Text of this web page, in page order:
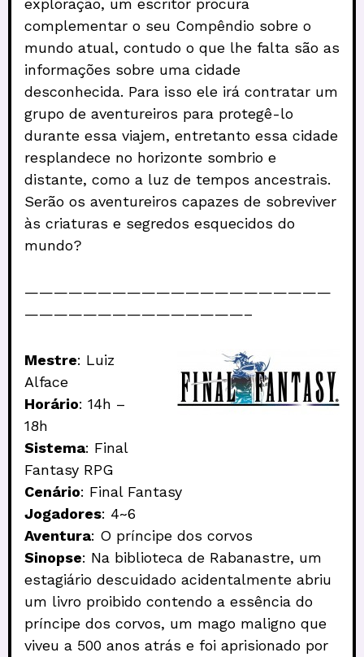
exploração, um escritor procura
complementar o seu Compêndio sobre o
mundo atual, contudo o que lhe falta são as
informações sobre uma cidade
desconhecida. Para isso ele irá contratar um
grupo de aventureiros para protegê-lo
durante essa viajem, entretanto essa cidade
resplandece no horizonte sombrio e
distante, como a luz de tempos ancestrais.
Serão os aventureiros capazes de sobreviver
às criaturas e segredos esquecidos do
mundo?
—————————————————————
———————————————–
Mestre: Luiz
Alface
Horário: 14h –
18h
Sistema: Final
Fantasy RPG
Cenário: Final Fantasy
Jogadores: 4~6
Aventura: O príncipe dos corvos
Sinopse: Na biblioteca de Rabanastre, um
estagiário descuidado acidentalmente abriu
um livro proibido contendo a essência do
príncipe dos corvos, um mago maligno que
viveu a 500 anos atrás e foi aprisionado por